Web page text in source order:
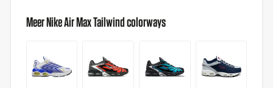
Meer Nike Air Max Tailwind colorways